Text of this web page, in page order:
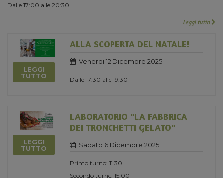
Dalle 17:00 alle 20:30
Leggi tutto
LEGGI
TUTTO
ALLA SCOPERTA DEL NATALE!
Venerdi 12 Dicembre 2025
Dalle 17:30 alle 19:30
LEGGI
TUTTO
LABORATORIO "LA FABBRICA
DEI TRONCHETTI GELATO"
Sabato 6 Dicembre 2025
Primo turno: 11.30
Secondo turno: 15.00